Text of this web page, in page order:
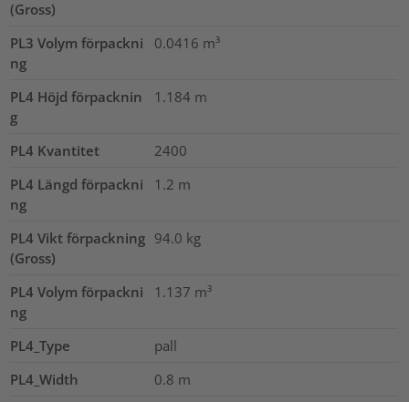
(Gross)
PL3 Volym förpackni
ng
0.0416 m³
PL4 Höjd förpacknin
g
1.184 m
PL4 Kvantitet
2400
PL4 Längd förpackni
ng
1.2 m
PL4 Vikt förpackning
(Gross)
94.0 kg
PL4 Volym förpackni
ng
1.137 m³
PL4_Type
pall
PL4_Width
0.8 m